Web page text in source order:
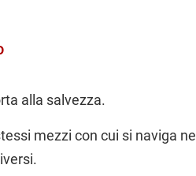
alla salvezza.
mezzi con cui si naviga nel